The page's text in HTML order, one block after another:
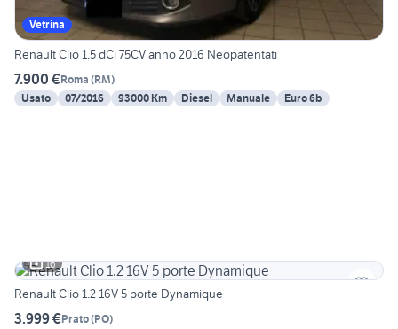
Vetrina
Renault Clio 1.5 dCi 75CV anno 2016 Neopatentati
7.900 €Roma (RM)
Usato
07/2016 93000 Km Diesel Manuale Euro 6b
16
Renault Clio 1.2 16V 5 porte Dynamique
3.999 €Prato(PO)